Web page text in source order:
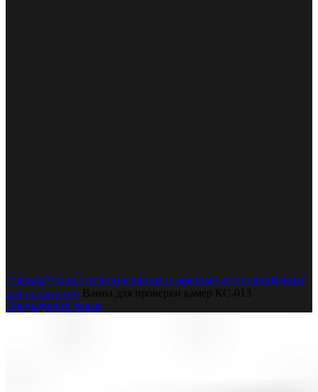
ГлавнаяТехнологические ванны и моечные установкиВанны
для испытаний Ванна для проверки камер КС-013
Предыдущий товар